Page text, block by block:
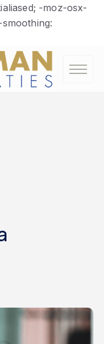
-moz-osx-